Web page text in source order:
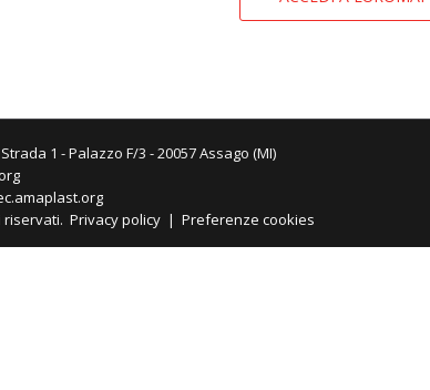
1 - Palazzo F/3 - 20057 Assago (MI)
riservati. Privacy policy | Preferenze cookies